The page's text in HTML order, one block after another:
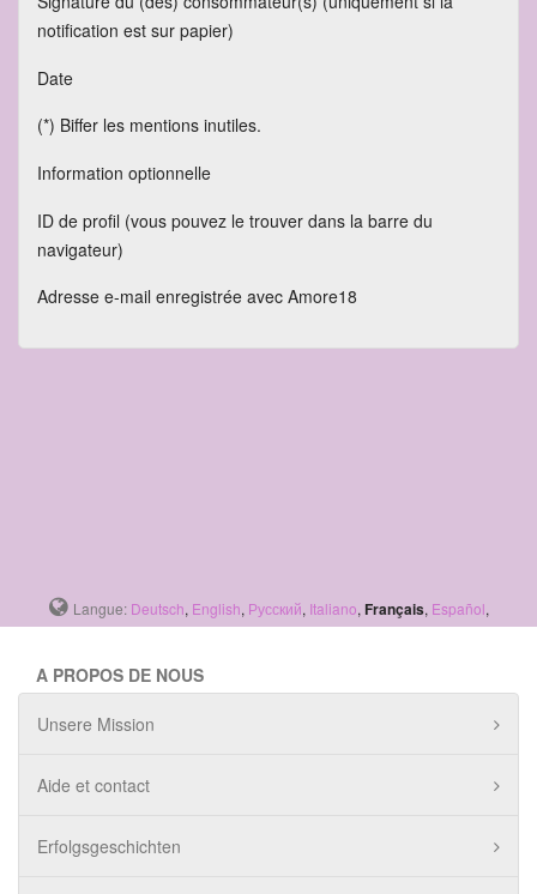
notification est sur papier)
Date
(*) Biffer les mentions inutiles.
Information optionnelle
ID de profil (vous pouvez le trouver dans la barre du
navigateur)
Adresse e-mail enregistrée avec Amore18
Langue: Deutsch, English, Русский, Italiano, Français, Español,
A PROPOS DE NOUS
Unsere Mission
Aide et contact
Erfolgsgeschichten